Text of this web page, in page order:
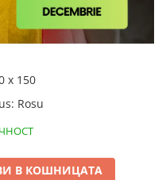
x 150
: Rosu
В КОШНИЦАТА